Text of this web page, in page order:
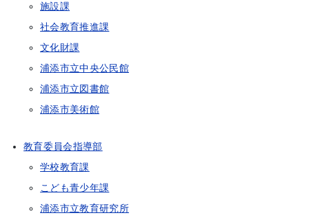
施設課
社会教育推進課
文化財課
浦添市立中央公民館
浦添市立図書館
浦添市美術館
教育委員会指導部
学校教育課
こども青少年課
浦添市立教育研究所